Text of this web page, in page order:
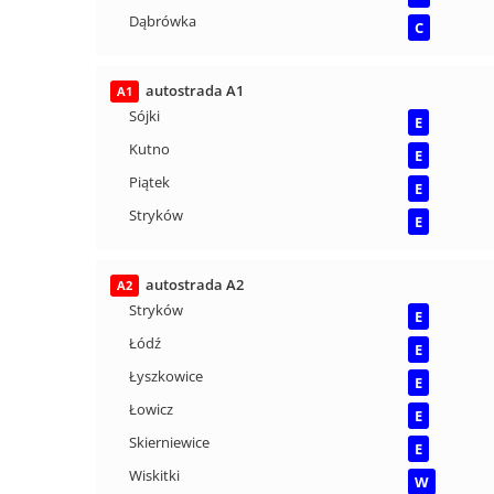
Dąbrówka
C
A1
autostrada A1
Sójki
E
Kutno
E
Piątek
E
Stryków
E
A2
autostrada A2
Stryków
E
Łódź
E
Łyszkowice
E
Łowicz
E
Skierniewice
E
Wiskitki
W